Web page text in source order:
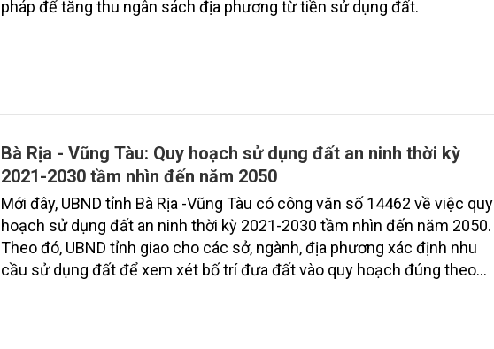
pháp để tăng thu ngân sách địa phương từ tiền sử dụng đất.
Bà Rịa - Vũng Tàu: Quy hoạch sử dụng đất an ninh thời kỳ
2021-2030 tầm nhìn đến năm 2050
Mới đây, UBND tỉnh Bà Rịa -Vũng Tàu có công văn số 14462 về việc quy
hoạch sử dụng đất an ninh thời kỳ 2021-2030 tầm nhìn đến năm 2050.
Theo đó, UBND tỉnh giao cho các sở, ngành, địa phương xác định nhu
cầu sử dụng đất để xem xét bố trí đưa đất vào quy hoạch đúng theo